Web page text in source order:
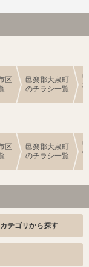
区
邑楽郡大泉町
のチラシ一覧
区
邑楽郡大泉町
のチラシ一覧
カテゴリから探す